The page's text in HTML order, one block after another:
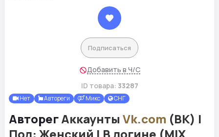
Подписаться
Добавить в Ч/С
ID товара: 33287
Нет Автореги Микс СНГ
АвторегАккаунты Vk.com (ВК) |